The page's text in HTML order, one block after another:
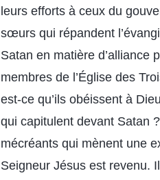
leurs efforts à ceux du
sœurs qui répandent
Satan en matière d’alliance
membres de l’Église des
est-ce qu’ils obéissent à
qui capitulent devant Satan
mécréants qui mènent une
Seigneur Jésus est revenu.